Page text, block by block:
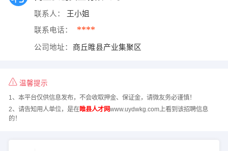
联系人： 王小姐
联系电话： ****
公司地址： 商丘睢县产业集聚区
温馨提示
1、本平台仅供信息发布，不会收取押金、保证金，请微友务必谨慎！
2、请告知用人单位，是在睢县人才网www.uydwkg.com上看到该招聘信息
的！